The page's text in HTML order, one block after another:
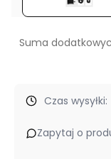
Suma
Czas wysyłki:
Zapytaj o